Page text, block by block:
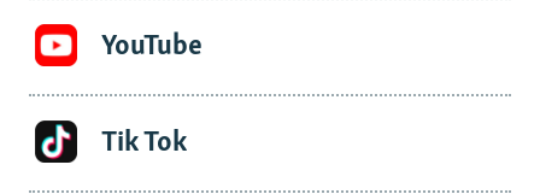
YouTube
Tik Tok